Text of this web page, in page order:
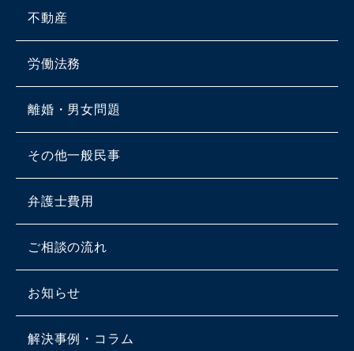
不動産
労働法務
離婚・男女問題
その他一般民事
弁護士費用
ご相談の流れ
お知らせ
解決事例・コラム